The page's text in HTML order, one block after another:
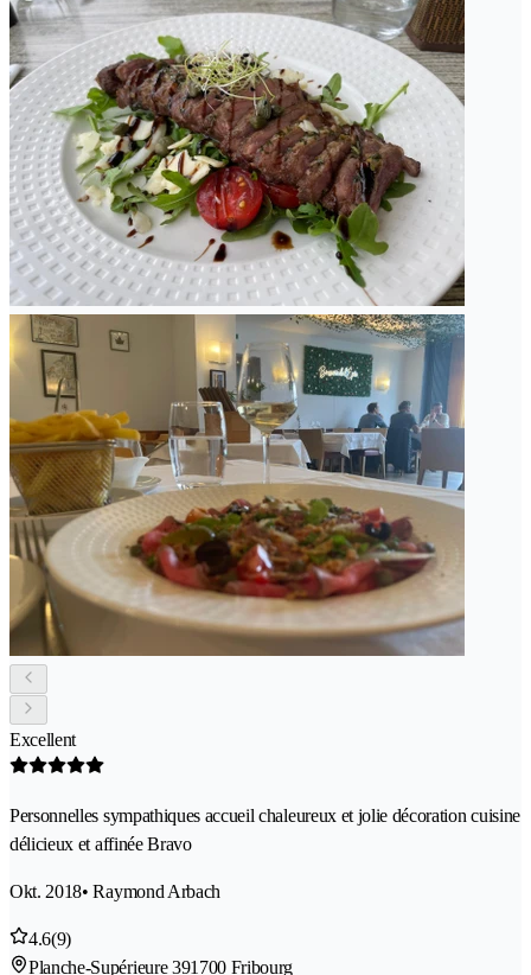
Excellent
Personnelles sympathiques accueil chaleureux et jolie décoration cuisine
délicieux et affinée Bravo
Okt. 2018• Raymond Arbach
4.6(9)
Planche-Supérieure 391700 Fribourg